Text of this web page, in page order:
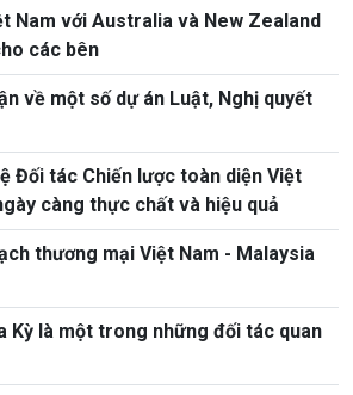
Nam với Australia và New Zealand
các bên
về một số dự án Luật, Nghị quyết
Đối tác Chiến lược toàn diện Việt
càng thực chất và hiệu quả
thương mại Việt Nam - Malaysia
Kỳ là một trong những đối tác quan